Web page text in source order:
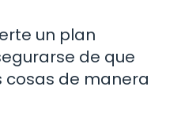
un plan
de que
cosas de manera